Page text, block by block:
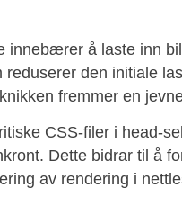
innebærer å laste inn
den initiale
fremmer en
CSS-filer i head-
Dette bidrar til å
av rendering i